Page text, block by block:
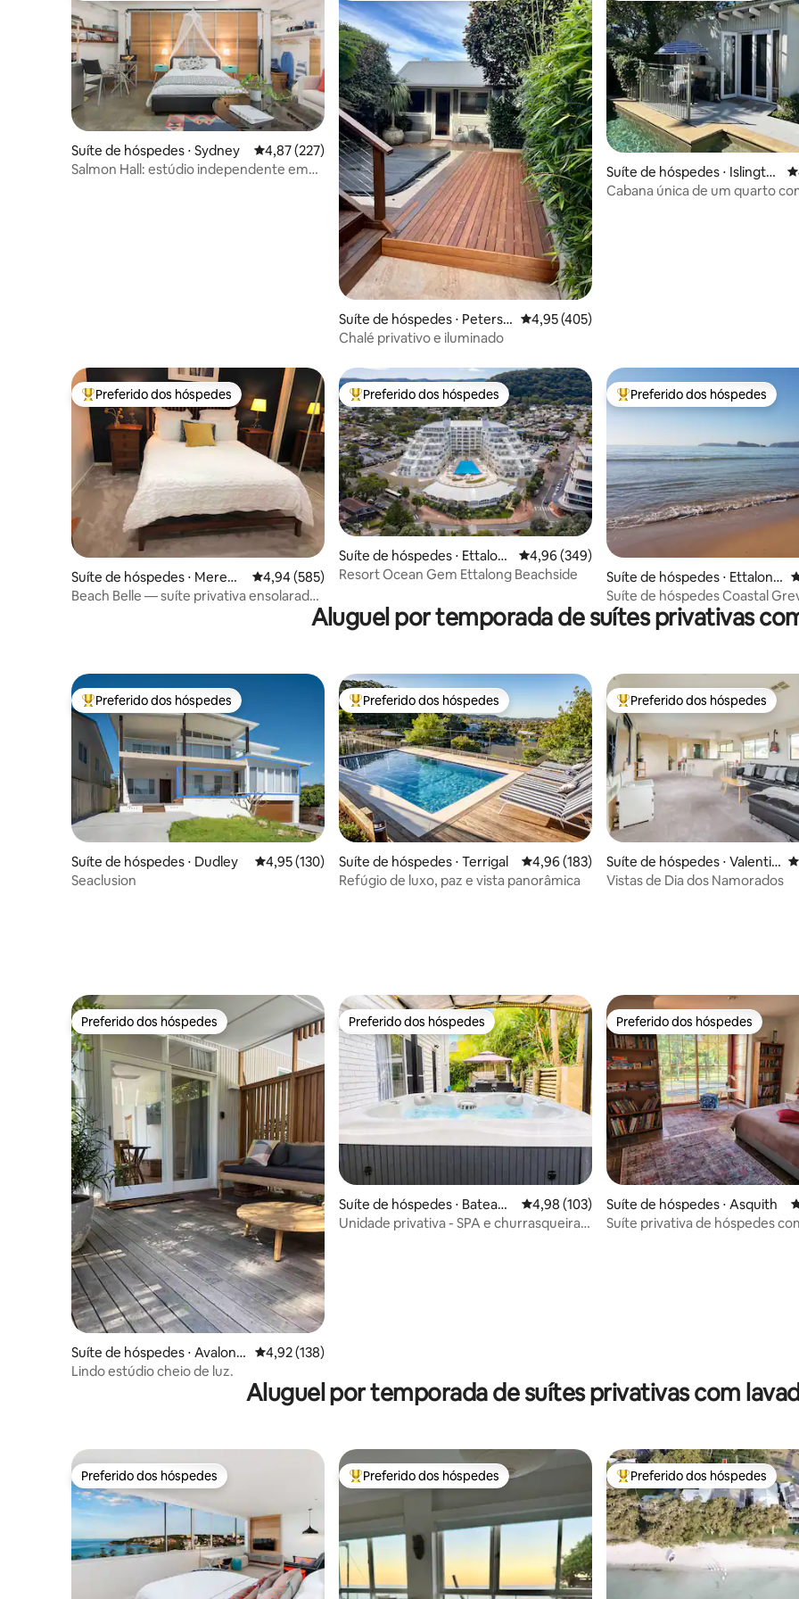
Suíte de hóspedes ⋅ Sydney 4,87 de uma avaliação média de 5, 227 avaliações
4,87 (227)
Salmon Hall: estúdio independente em
Suíte de hóspedes ⋅ Petersh
am
4,95 de uma avaliação média de 5, 405
4,95 (405)
Chalé privativo e iluminado
Suíte de hóspedes ⋅ Islingto
n
Cabana única de um quarto
Entre os melhores preferidos dos hóspedes
Preferido dos hóspedes
Suíte de hóspedes ⋅ Merew
ether
4,94 de uma avaliação média de 5, 585 avaliações
4,94 (585)
Beach Belle — suíte privativa ensolarada
Entre os melhores preferidos dos hóspedes
Preferido dos hóspedes
Suíte de hóspedes ⋅ Ettalon
g Beach
4,96 de uma avaliação média de 5, 349
4,96 (349)
Resort Ocean Gem Ettalong Beachside
Entre os melhores preferidos
Preferido dos hóspedes
Suíte de hóspedes ⋅ Ettalong
Beach
Suíte de hóspedes Coastal
Studio Retreat
Aluguel por temporada de suítes privativas
Entre os melhores preferidos dos hóspedes
Preferido dos hóspedes
Suíte de hóspedes ⋅ Dudley 4,95 de uma avaliação média de 5, 130 avaliações
4,95 (130)
Seaclusion
Entre os melhores preferidos dos hóspedes
Preferido dos hóspedes
Suíte de hóspedes ⋅ Terrigal 4,96 de uma avaliação média de 5, 183
4,96 (183)
Refúgio de luxo, paz e vista panorâmica
Entre os melhores preferidos
Preferido dos hóspedes
Suíte de hóspedes ⋅ Valentin
e
Vistas de Dia dos Namorados
Preferido dos hóspedes
Preferido dos hóspedes
Suíte de hóspedes ⋅ Avalon B
each
4,92 de uma avaliação média de 5, 138 avaliações
4,92 (138)
Lindo estúdio cheio de luz.
Preferido dos hóspedes
Preferido dos hóspedes
Suíte de hóspedes ⋅ Bateau
Bay
4,98 de uma avaliação média de 5, 103
4,98 (103)
Unidade privativa - SPA e churrasqueira -
Preferido dos hóspedes
Preferido dos hóspedes
Suíte de hóspedes ⋅ Asquith
Suíte privativa de hóspedes
Aluguel por temporada de suítes privativas com
Preferido dos hóspedes
Preferido dos hóspedes Entre os melhores preferidos dos hóspedes
Preferido dos hóspedes Entre os melhores preferidos
Preferido dos hóspedes